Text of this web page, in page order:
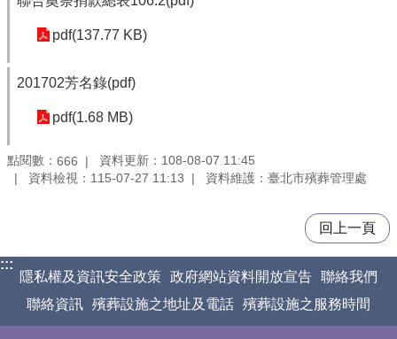
pdf(137.77 KB)
201702芳名錄(pdf)
pdf(1.68 MB)
點閱數： 666
資料更新：108-08-07 11:45
資料檢視：115-07-27 11:13
資料維護：臺北市殯葬管理處
回上一頁
:::
隱私權及資訊安全政策 政府網站資料開放宣告 聯絡我們
聯絡資訊 殯葬設施之地址及電話 殯葬設施之服務時間